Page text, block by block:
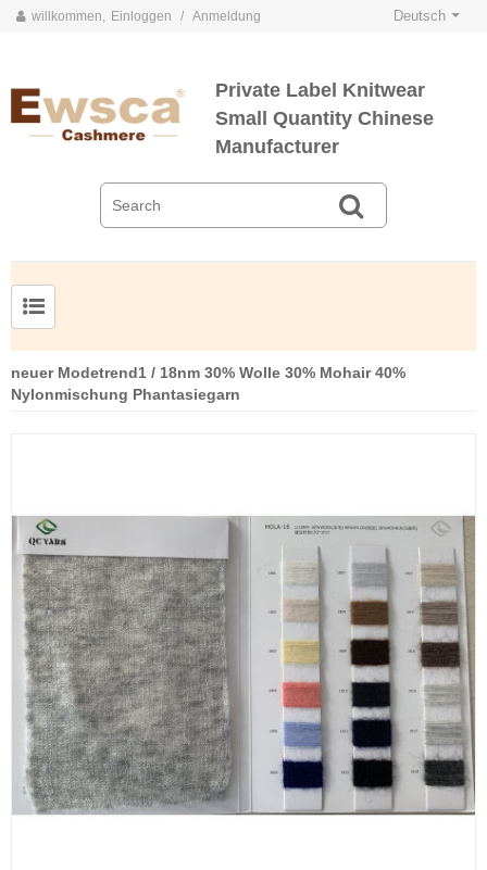
willkommen, Einloggen / Anmeldung Deutsch
Private Label Knitwear
Small Quantity Chinese
Manufacturer
neuer Modetrend1 / 18nm 30% Wolle 30% Mohair 40%
Nylonmischung Phantasiegarn